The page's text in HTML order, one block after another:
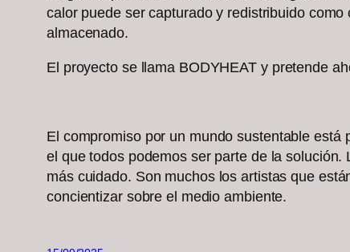
calor puede ser capturado y redistribuido
almacenado.
El proyecto se llama BODYHEAT y pretende
El compromiso por un mundo sustentable
el que todos podemos ser parte de la
más cuidado. Son muchos los artistas que
concientizar sobre el medio ambiente.